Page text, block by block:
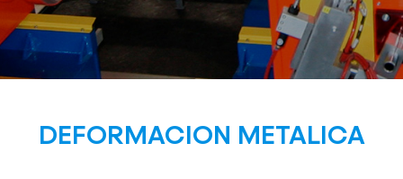
DEFORMACION METALICA